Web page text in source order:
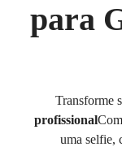
para
Transforme
profissionalCom
uma selfie,